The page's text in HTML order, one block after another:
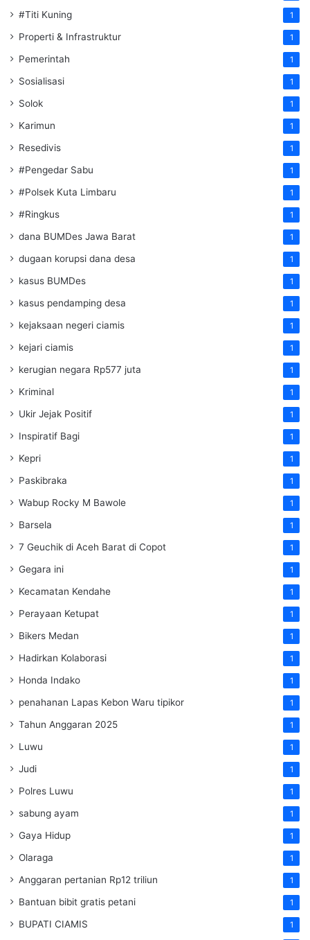
#Titi Kuning 1
Properti & Infrastruktur 1
Pemerintah 1
Sosialisasi 1
Solok 1
Karimun 1
Resedivis 1
#Pengedar Sabu 1
#Polsek Kuta Limbaru 1
#Ringkus 1
dana BUMDes Jawa Barat 1
dugaan korupsi dana desa 1
kasus BUMDes 1
kasus pendamping desa 1
kejaksaan negeri ciamis 1
kejari ciamis 1
kerugian negara Rp577 juta 1
Kriminal 1
Ukir Jejak Positif 1
Inspiratif Bagi 1
Kepri 1
Paskibraka 1
Wabup Rocky M Bawole 1
Barsela 1
7 Geuchik di Aceh Barat di Copot 1
Gegara ini 1
Kecamatan Kendahe 1
Perayaan Ketupat 1
Bikers Medan 1
Hadirkan Kolaborasi 1
Honda Indako 1
penahanan Lapas Kebon Waru tipikor 1
Tahun Anggaran 2025 1
Luwu 1
Judi 1
Polres Luwu 1
sabung ayam 1
Gaya Hidup 1
Olaraga 1
Anggaran pertanian Rp12 triliun 1
Bantuan bibit gratis petani 1
BUPATI CIAMIS 1